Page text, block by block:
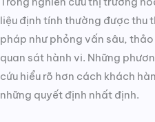
liệu định tính thường được thu
pháp như phỏng vấn sâu,
quan sát hành vi. Những
cứu hiểu rõ hơn cách khách
những quyết định nhất định.